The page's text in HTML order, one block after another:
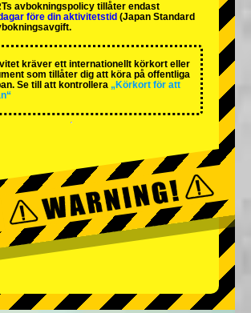
avbokningspolicy tillåter endast
före din aktivitetstid (Japan Standard
kräver ett internationellt körkort eller
som tillåter dig att köra på offentliga
Se till att kontrollera „Körkort för att